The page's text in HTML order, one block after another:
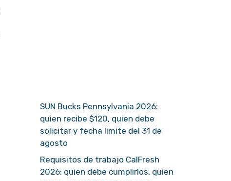
SUN Bucks Pennsylvania 2026:
quien recibe $120, quien debe
solicitar y fecha limite del 31 de
agosto
Requisitos de trabajo CalFresh
2026: quien debe cumplirlos, quien